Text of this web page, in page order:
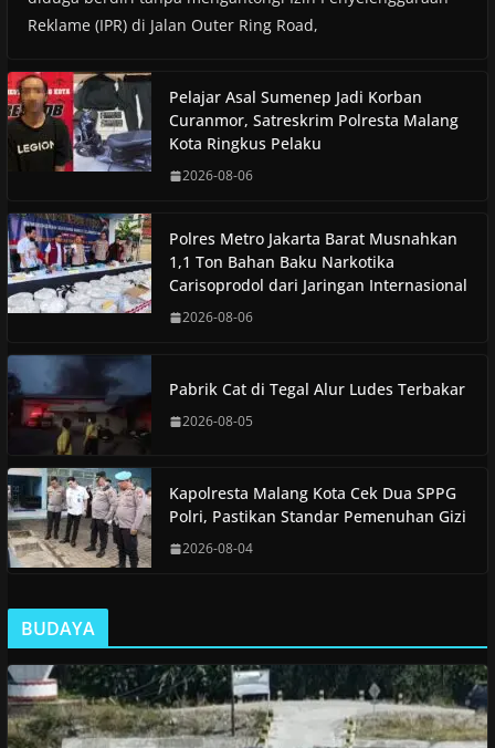
Reklame (IPR) di Jalan Outer Ring Road,
Pelajar Asal Sumenep Jadi Korban
Curanmor, Satreskrim Polresta Malang
Kota Ringkus Pelaku
2026-08-06
Polres Metro Jakarta Barat Musnahkan
1,1 Ton Bahan Baku Narkotika
Carisoprodol dari Jaringan Internasional
2026-08-06
Pabrik Cat di Tegal Alur Ludes Terbakar
2026-08-05
Kapolresta Malang Kota Cek Dua SPPG
Polri, Pastikan Standar Pemenuhan Gizi
2026-08-04
BUDAYA